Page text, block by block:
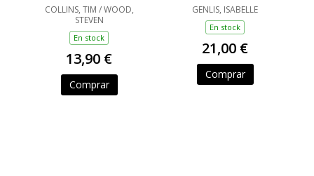
COLLINS, TIM / WOOD,
STEVEN
En stock
13,90 €
Comprar
GENLIS, ISABELLE
En stock
21,00 €
Comprar